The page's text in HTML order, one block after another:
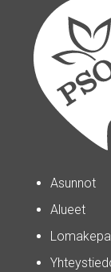
Asunnot
Alueet